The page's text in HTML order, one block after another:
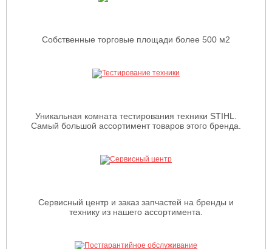
Собственные торговые площади более 500 м2
Уникальная комната тестирования техники STIHL.
Самый большой ассортимент товаров этого бренда.
Сервисный центр и заказ запчастей на бренды и
технику из нашего ассортимента.